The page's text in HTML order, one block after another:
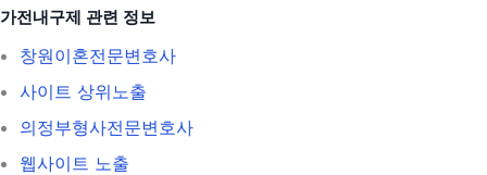
가전내구제 관련 정보
창원이혼전문변호사
사이트 상위노출
의정부형사전문변호사
웹사이트 노출